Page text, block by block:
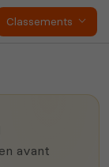
Classements
avant